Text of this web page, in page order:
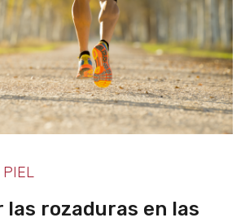
PIEL
las rozaduras en las